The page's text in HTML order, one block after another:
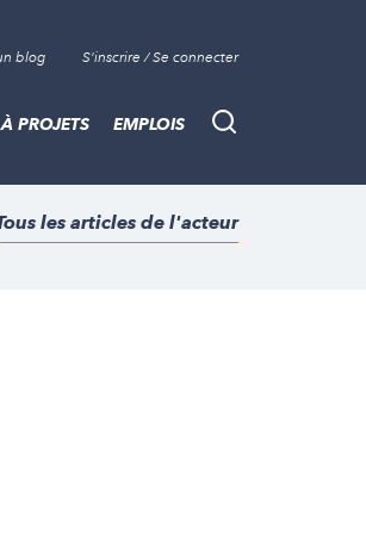
blog S'inscrire / Se connecter
Recherche
PROJETS EMPLOIS
les articles de l'acteur